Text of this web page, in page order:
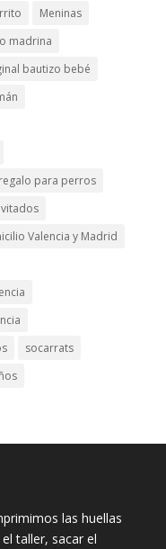
Meninas
madrina
bautizo bebé
regalo para perros
Valencia y Madrid
socarrats
las huellas
taller, sacar el